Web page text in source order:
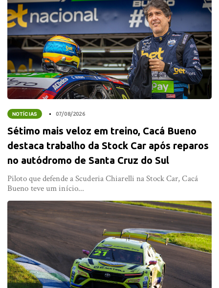
NOTÍCIAS 07/08/2026
Sétimo mais veloz em treino, Cacá Bueno
destaca trabalho da Stock Car após reparos
no autódromo de Santa Cruz do Sul
Piloto que defende a Scuderia Chiarelli na Stock Car, Cacá
Bueno teve um início...